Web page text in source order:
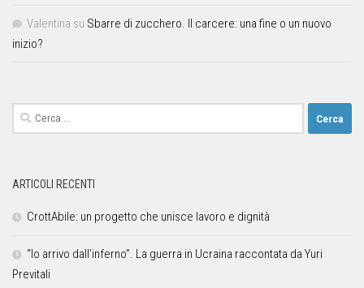
Valentina su Sbarre di zucchero. Il carcere: una fine o un nuovo
inizio?
ARTICOLI RECENTI
CrottAbile: un progetto che unisce lavoro e dignità
“Io arrivo dall’inferno”. La guerra in Ucraina raccontata da Yuri
Previtali